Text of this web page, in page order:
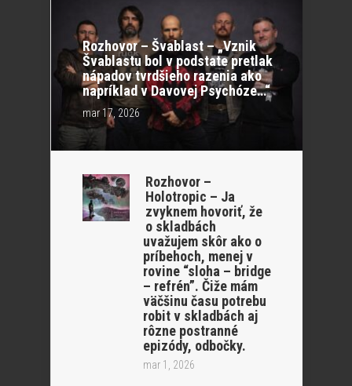
Rozhovor – Švablast – „Vznik
Švablastu bol v podstate pretlak
nápadov tvrdšieho razenia ako
napríklad v Davovej Psychóze…“
mar 17, 2026
Rozhovor –
Holotropic – Ja
zvyknem hovoriť, že
o skladbách
uvažujem skôr ako o
príbehoch, menej v
rovine “sloha – bridge
– refrén”. Čiže mám
väčšinu času potrebu
robit v skladbách aj
rôzne postranné
epizódy, odbočky.
mar 1, 2026